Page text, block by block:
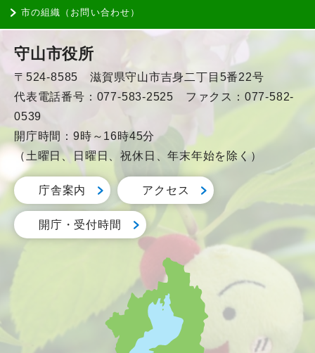
市の組織（お問い合わせ）
守山市役所
〒524-8585 滋賀県守山市吉身二丁目5番22号
代表電話番号：077-583-2525 ファクス：077-582-
0539
開庁時間：9時～16時45分
（土曜日、日曜日、祝休日、年末年始を除く）
庁舎案内 アクセス
開庁・受付時間